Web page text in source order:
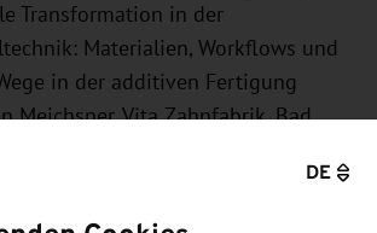
Transformation in der
Materialien, Workflows und
in der additiven Fertigung
Meichsner, Vita Zahnfabrik, Bad
Material Manufacturing: Application
in a High-Viscosity World
DE